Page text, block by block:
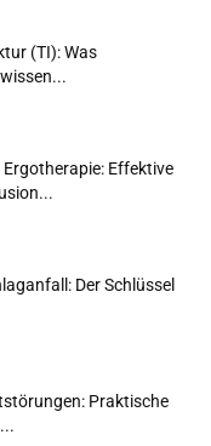
(TI): Was
Effektive
Der Schlüssel
Praktische